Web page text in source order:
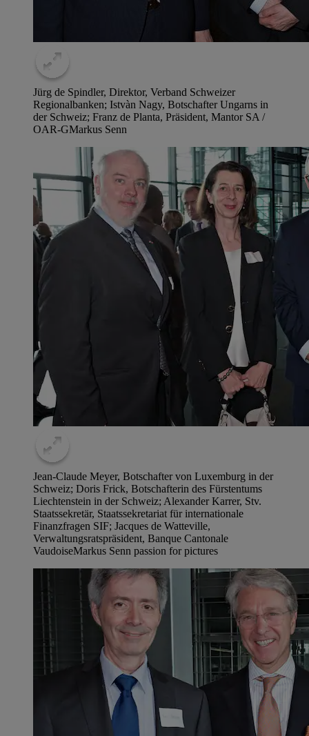
Jürg de Spindler, Direktor, Verband Schweizer
Regionalbanken; Istvàn Nagy, Botschafter Ungarns in
der Schweiz; Franz de Planta, Präsident, Mantor SA /
OAR-GMarkus Senn
Jean-Claude Meyer, Botschafter von Luxemburg in der
Schweiz; Doris Frick, Botschafterin des Fürstentums
Liechtenstein in der Schweiz; Alexander Karrer, Stv.
Staatssekretär, Staatssekretariat für internationale
Finanzfragen SIF; Jacques de Watteville,
Verwaltungsratspräsident, Banque Cantonale
VaudoiseMarkus Senn passion for pictures